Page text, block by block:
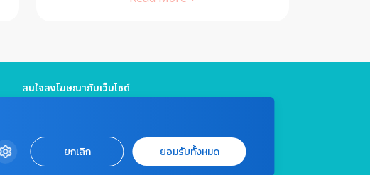
สนใจลงโฆษณากับเว็บไซต์
ติดต่อแจ้งปัญหาหรือร้องเรียน
02-422-9999 ต่อ 4180 / (จันทร์ - ศุกร์ เวลา 09.00 - 18.00 น)
bdcx@amarin.co.th
ยกเลิก ยอมรับทั้งหมด